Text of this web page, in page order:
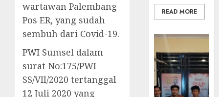
wartawan Palembang
Pos ER, yang sudah
sembuh dari Covid-19.
PWI Sumsel dalam
surat No:175/PWI-
SS/VII/2020 tertanggal
12 Juli 2020 yang
READ MORE